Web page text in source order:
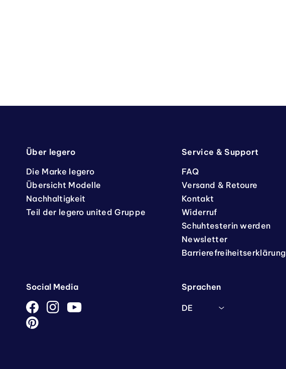
Über legero
Die Marke legero
Übersicht Modelle
Nachhaltigkeit
Teil der legero united Gruppe
Service & Support
FAQ
Versand & Retoure
Kontakt
Widerruf
Schuhtesterin werden
Newsletter
Barrierefreiheitserklärung
Social Media Sprachen
DE